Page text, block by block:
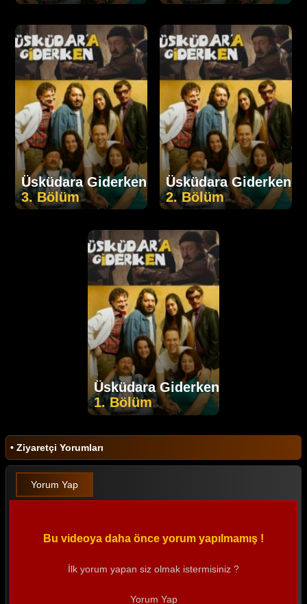
Üsküdara Giderken
3. Bölüm
Üsküdara Giderken
2. Bölüm
Üsküdara Giderken
1. Bölüm
• Ziyaretçi Yorumları
Yorum Yap
Bu videoya daha önce yorum yapılmamış !
İlk yorum yapan siz olmak istermisiniz ?
Yorum Yap